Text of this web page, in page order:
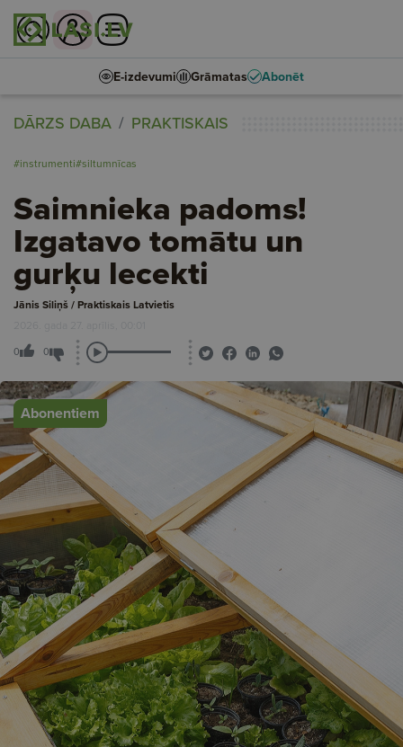
E-izdevumi Grāmatas Abonēt
DĀRZS DABA PRAKTISKAIS
#instrumenti#siltumnīcas
Saimnieka padoms!
Izgatavo tomātu un
gurķu lecekti
Jānis Siliņš / Praktiskais Latvietis
2026. gada 27. aprīlis, 00:01
0 0
Abonentiem